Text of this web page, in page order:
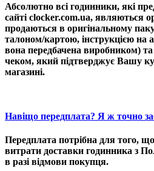
Абсолютно всі годинники, які
сайті clocker.com.ua, являються
продаються в оригінальному
талоном/картою, інструкцією на
вона передбачена виробником)
чеком, який підтверджує Вашу
магазині.
Навіщо передплата? Я ж точно
Передплата потрібна для того,
витрати доставки годинника з
в разі відмови покупця.